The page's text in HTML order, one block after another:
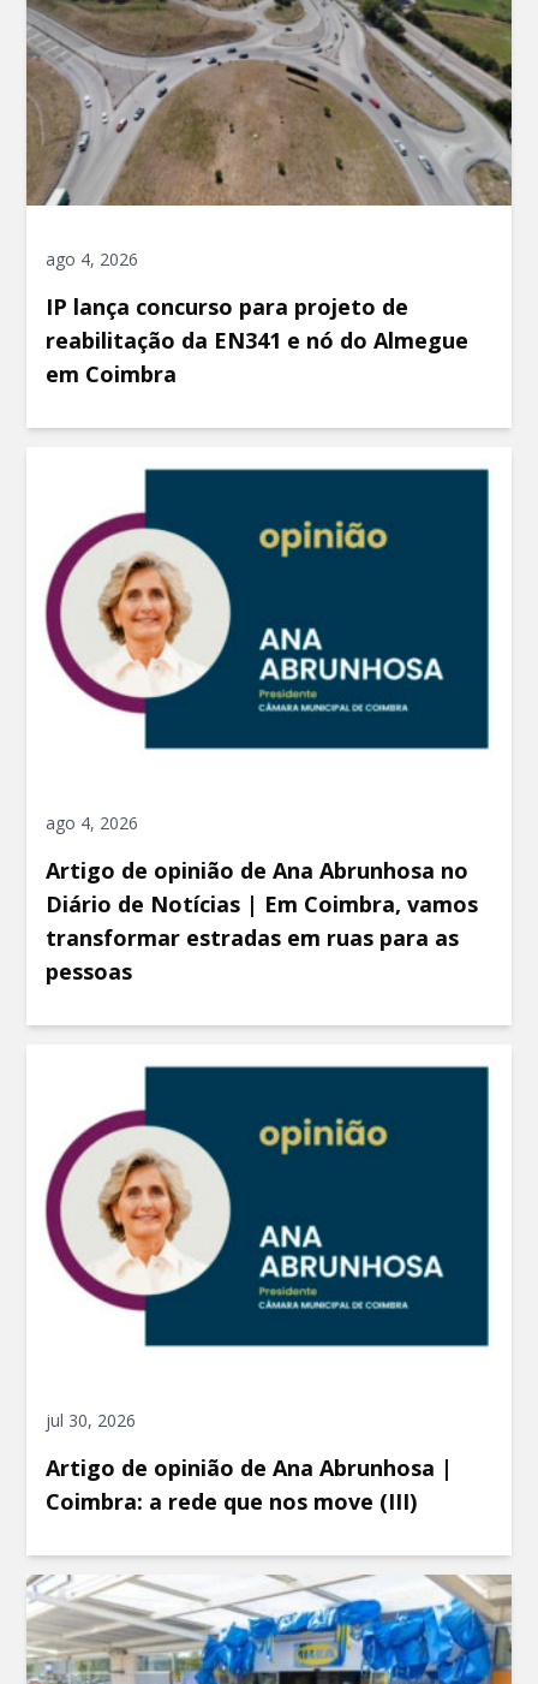
ago 4, 2026
IP lança concurso para projeto de
reabilitação da EN341 e nó do Almegue
em Coimbra
ago 4, 2026
Artigo de opinião de Ana Abrunhosa no
Diário de Notícias | Em Coimbra, vamos
transformar estradas em ruas para as
pessoas
jul 30, 2026
Artigo de opinião de Ana Abrunhosa |
Coimbra: a rede que nos move (III)